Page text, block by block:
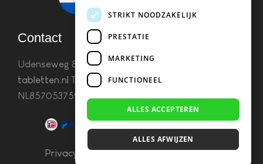
Contact
Udenseweg 8B 5405 PA Udeninfo(@)koffie-
tabletten.nl Tel. 085 782 5578KvK 67529623 Btw:
NL857053759B01
Privacy & Cookies–Algemene Voorwaarden
STRIKT NOODZAKELIJK
PRESTATIE
MARKETING
FUNCTIONEEL
ALLES ACCEPTEREN
ALLES AFWIJZEN